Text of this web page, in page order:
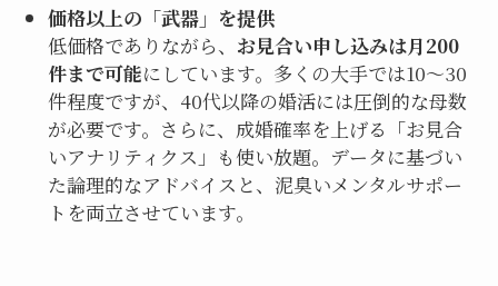
価格以上の「武器」を提供
低価格でありながら、 お見合い申し込みは月200
件まで可能にしています。多くの大手では10〜30
件程度ですが、40代以降の婚活には圧倒的な母数
が必要です。さらに、成婚確率を上げる「お見合
いアナリティクス」も使い放題。データに基づい
た論理的なアドバイスと、泥臭いメンタルサポー
トを両立させています。